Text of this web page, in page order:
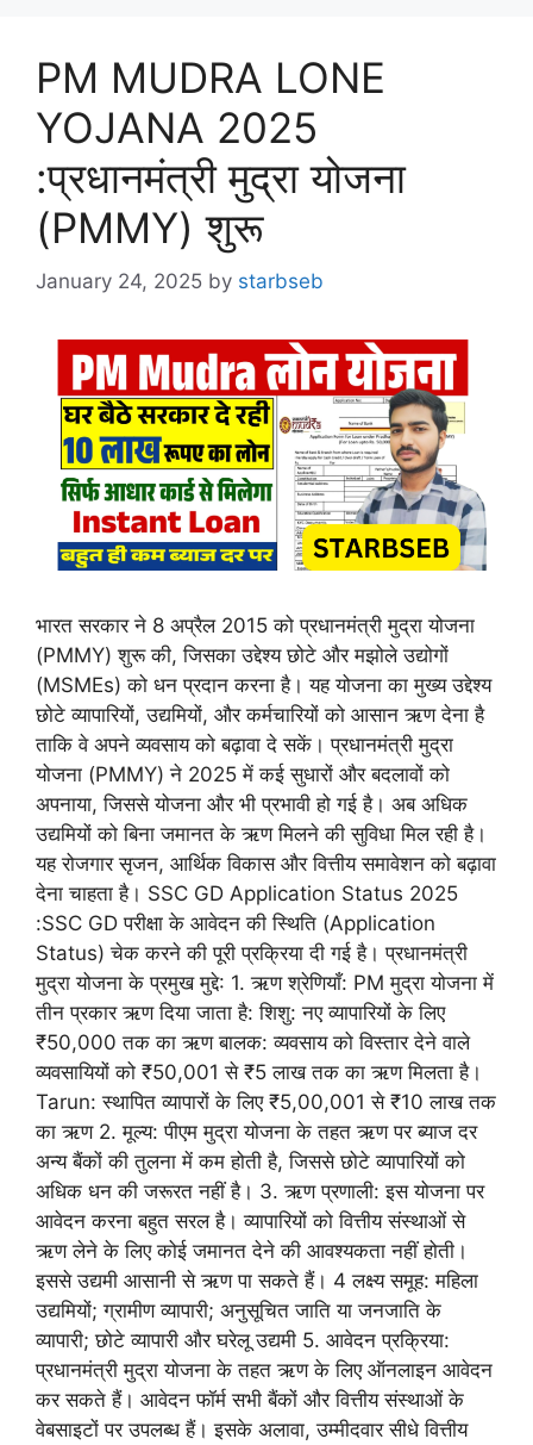
PM MUDRA LONE
YOJANA 2025
:प्रधानमंत्री मुद्रा योजना
(PMMY) शुरू
January 24, 2025 by starbseb
भारत सरकार ने 8 अप्रैल 2015 को प्रधानमंत्री मुद्रा योजना
(PMMY) शुरू की, जिसका उद्देश्य छोटे और मझोले उद्योगों
(MSMEs) को धन प्रदान करना है। यह योजना का मुख्य उद्देश्य
छोटे व्यापारियों, उद्यमियों, और कर्मचारियों को आसान ऋण देना है
ताकि वे अपने व्यवसाय को बढ़ावा दे सकें। प्रधानमंत्री मुद्रा
योजना (PMMY) ने 2025 में कई सुधारों और बदलावों को
अपनाया, जिससे योजना और भी प्रभावी हो गई है। अब अधिक
उद्यमियों को बिना जमानत के ऋण मिलने की सुविधा मिल रही है।
यह रोजगार सृजन, आर्थिक विकास और वित्तीय समावेशन को बढ़ावा
देना चाहता है। SSC GD Application Status 2025
:SSC GD परीक्षा के आवेदन की स्थिति (Application
Status) चेक करने की पूरी प्रक्रिया दी गई है। प्रधानमंत्री
मुद्रा योजना के प्रमुख मुद्दे: 1. ऋण श्रेणियाँ: PM मुद्रा योजना में
तीन प्रकार ऋण दिया जाता है: शिशु: नए व्यापारियों के लिए
₹50,000 तक का ऋण बालक: व्यवसाय को विस्तार देने वाले
व्यवसायियों को ₹50,001 से ₹5 लाख तक का ऋण मिलता है।
Tarun: स्थापित व्यापारों के लिए ₹5,00,001 से ₹10 लाख तक
का ऋण 2. मूल्य: पीएम मुद्रा योजना के तहत ऋण पर ब्याज दर
अन्य बैंकों की तुलना में कम होती है, जिससे छोटे व्यापारियों को
अधिक धन की जरूरत नहीं है। 3. ऋण प्रणाली: इस योजना पर
आवेदन करना बहुत सरल है। व्यापारियों को वित्तीय संस्थाओं से
ऋण लेने के लिए कोई जमानत देने की आवश्यकता नहीं होती।
इससे उद्यमी आसानी से ऋण पा सकते हैं। 4 लक्ष्य समूह: महिला
उद्यमियों; ग्रामीण व्यापारी; अनुसूचित जाति या जनजाति के
व्यापारी; छोटे व्यापारी और घरेलू उद्यमी 5. आवेदन प्रक्रिया:
प्रधानमंत्री मुद्रा योजना के तहत ऋण के लिए ऑनलाइन आवेदन
कर सकते हैं। आवेदन फॉर्म सभी बैंकों और वित्तीय संस्थाओं के
वेबसाइटों पर उपलब्ध हैं। इसके अलावा, उम्मीदवार सीधे वित्तीय